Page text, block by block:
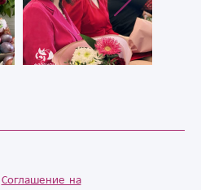
Cоглашение на